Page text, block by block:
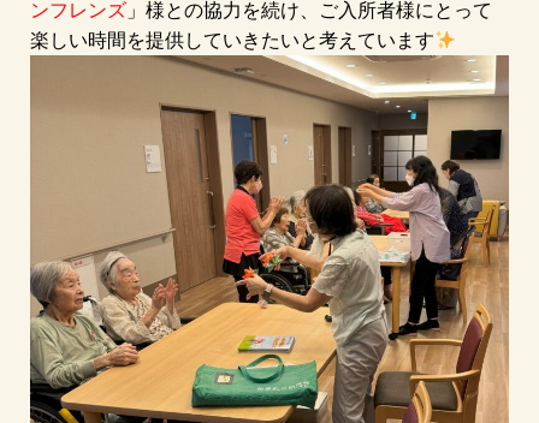
ンフレンズ 」様との協力を続け、ご入所者様にとって
楽しい時間を提供していきたいと考えています